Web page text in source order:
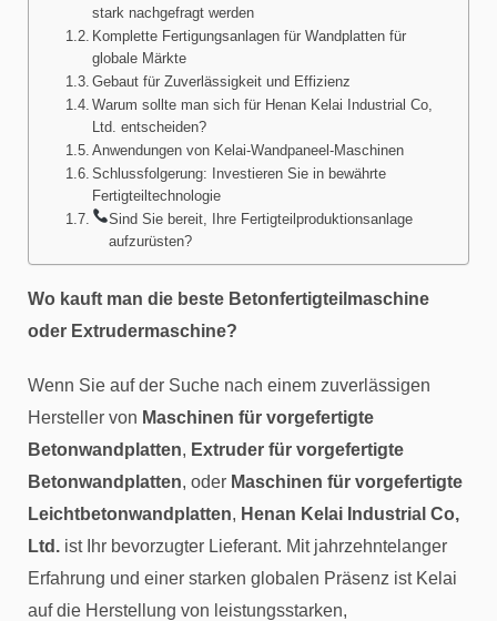
stark nachgefragt werden
Komplette Fertigungsanlagen für Wandplatten für
globale Märkte
Gebaut für Zuverlässigkeit und Effizienz
Warum sollte man sich für Henan Kelai Industrial Co,
Ltd. entscheiden?
Anwendungen von Kelai-Wandpaneel-Maschinen
Schlussfolgerung: Investieren Sie in bewährte
Fertigteiltechnologie
Sind Sie bereit, Ihre Fertigteilproduktionsanlage
aufzurüsten?
Wo kauft man die beste Betonfertigteilmaschine
oder Extrudermaschine?
Wenn Sie auf der Suche nach einem zuverlässigen
Hersteller von Maschinen für vorgefertigte
Betonwandplatten, Extruder für vorgefertigte
Betonwandplatten, oder Maschinen für vorgefertigte
Leichtbetonwandplatten, Henan Kelai Industrial Co,
Ltd. ist Ihr bevorzugter Lieferant. Mit jahrzehntelanger
Erfahrung und einer starken globalen Präsenz ist Kelai
auf die Herstellung von leistungsstarken,